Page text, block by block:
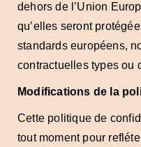
dehors de l’Union
qu’elles seront
standards européens,
contractuelles types ou
Modifications de la
Cette politique de
tout moment pour